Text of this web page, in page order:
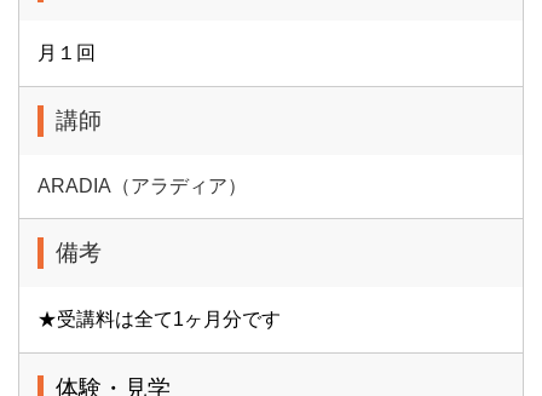
月１回
講師
ARADIA（アラディア）
備考
★受講料は全て1ヶ月分です
体験・見学